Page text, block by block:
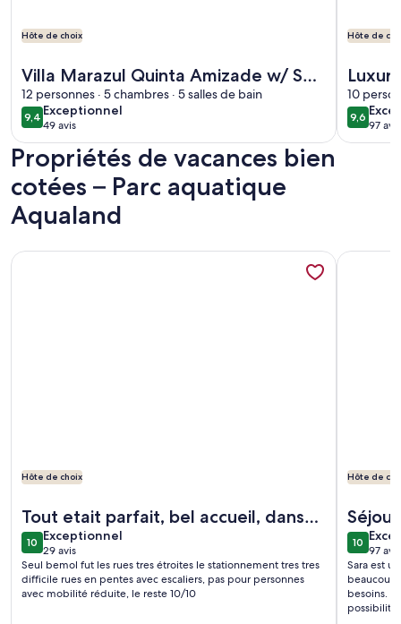
Hôte de choix
Villa Marazul Quinta Amizade w/ Sea
View, Games room, Salt pool
12 personnes · 5 chambres · 5 salles de bain
9,49,4 sur 10
Exceptionnel
exceptionnel
49 avis
(49 avis)
Hôte de
pool
Town
10
9,69,6 sur
97 avis
(97
Propriétés de vacances bien
cotées – Parc aquatique
Aqualand
Hôte de choix
Tout etait parfait, bel accueil, dans
l'appartement tout pour nous
accommoder
1010 sur 10
Exceptionnel
exceptionnel
29 avis
(29 avis)
Seul bemol fut les rues tres étroites le stationnement tres tres
difficile rues en pentes avec escaliers, pas pour personnes
avec mobilité réduite, le reste 10/10
Plus de renseignements sur l’hébergement Beach Flat w/
Hôte de
1010 sur 10
97 avis
(97
Sara est
beaucoup
besoins.
possibilité
Plus de